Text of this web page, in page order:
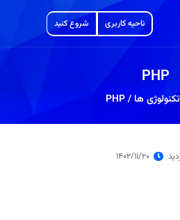
ناحیه کاربری شروع کنید
PHP
تکنولوژی ها /
PHP
1402/11/20